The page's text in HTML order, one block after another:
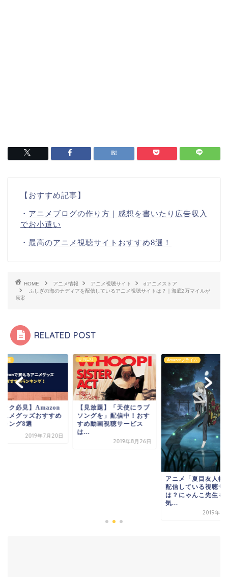
【おすすめ記事】
・ アニメブログの作り方｜感想を書いたり広告収入
でお小遣い
・ 最高のアニメ視聴サイトおすすめ8選！
HOME アニメ情報 アニメ視聴サイト
dアニメストア
ふしぎの海のナディアを配信しているアニメ視聴サイトは？｜海底2万マイルが
原案
RELATED POST
情報
タク必見】Amazon
ニメグッズおすすめ
キング8選
2019年7月20日
U-NEXT
【見放題】「天使にラブ
ソングを」配信中！おす
すめ動画視聴サービス
は...
2019年8月26日
Amazonプライム
アニメ「夏目友人帳
配信している視聴サ
は？にゃんこ先生も
気...
2019年12